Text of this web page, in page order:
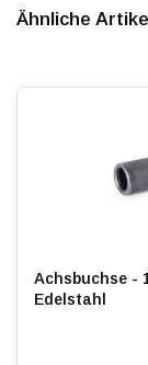
Ähnliche
Achsbuchse -
Edelstahl